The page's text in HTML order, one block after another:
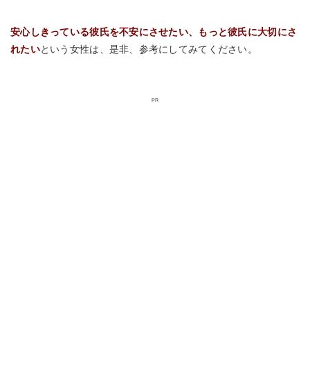
安心しきっている彼氏を不安にさせたい、もっと彼氏に大切にさ
れたいという女性は、是非、参考にしてみてください。
PR